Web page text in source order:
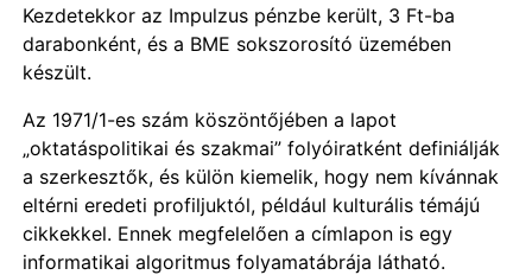
Kezdetekkor az Impulzus pénzbe került, 3 Ft-ba
darabonként, és a BME sokszorosító üzemében
készült.
Az 1971/1-es szám köszöntőjében a lapot
„oktatáspolitikai és szakmai” folyóiratként definiálják
a szerkesztők, és külön kiemelik, hogy nem kívánnak
eltérni eredeti profiljuktól, például kulturális témájú
cikkekkel. Ennek megfelelően a címlapon is egy
informatikai algoritmus folyamatábrája látható.